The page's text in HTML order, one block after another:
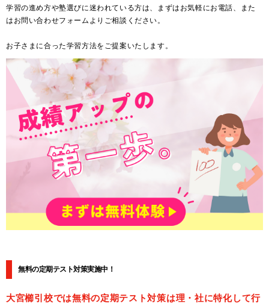
学習の進め方や塾選びに迷われている方は、まずはお気軽にお電話、また
はお問い合わせフォームよりご相談ください。
お子さまに合った学習方法をご提案いたします。
無料の定期テスト対策実施中！
大宮櫛引校では無料の定期テスト対策は理・社に特化して行